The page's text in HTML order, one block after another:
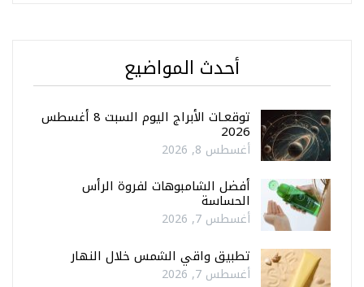
أحدث المواضيع
توقعـات الأبراج اليوم السبت 8 أغسطس
2026
أغسطس 8, 2026
أفضل الشامبوهات لفروة الرأس
الحساسة
أغسطس 7, 2026
تطبيق واقي الشمس خلال النهار
أغسطس 7, 2026